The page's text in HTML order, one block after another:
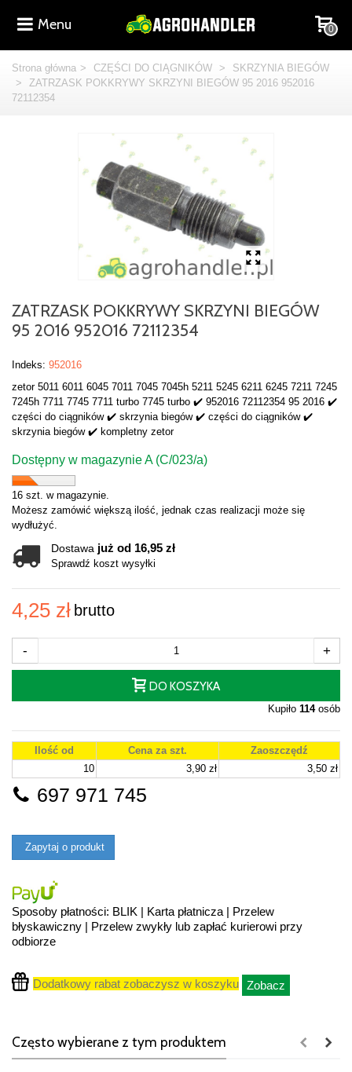
Menu 0
Strona główna > CZĘŚCI DO CIĄGNIKÓW >
SKRZYNIA BIEGÓW
>
ZATRZASK POKKRYWY SKRZYNI BIEGÓW 95 2016 952016
72112354
ZATRZASK POKKRYWY SKRZYNI BIEGÓW
95 2016 952016 72112354
Indeks: 952016
zetor 5011 6011 6045 7011 7045 7045h 5211 5245 6211 6245 7211 7245
7245h 7711 7745 7711 turbo 7745 turbo ✔️ 952016 72112354 95 2016 ✔️
części do ciągników ✔️ skrzynia biegów ✔️ części do ciągników ✔️
skrzynia biegów ✔️ kompletny zetor
Dostępny w magazynie A (C/023/a)
16 szt. w magazynie.
Możesz zamówić większą ilość, jednak czas realizacji może się
wydłużyć.
Dostawa już od 16,95 zł
Sprawdź koszt wysyłki
4,25 zł brutto
- +
DO KOSZYKA
Kupiło 114osób
Ilość od Cena za szt.
Zaoszczędź
10
3,90 zł 3,50 zł
697 971 745
Zapytaj o produkt
Sposoby płatności: BLIK | Karta płatnicza | Przelew
błyskawiczny | Przelew zwykły lub zapłać kurierowi przy
odbiorze
Dodatkowy rabat zobaczysz w koszyku Zobacz
Często wybierane z tym produktem